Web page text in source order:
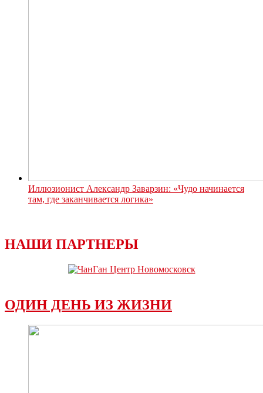
Иллюзионист Александр Заварзин: «Чудо начинается
там, где заканчивается логика»
НАШИ ПАРТНЕРЫ
ОДИН ДЕНЬ ИЗ ЖИЗНИ